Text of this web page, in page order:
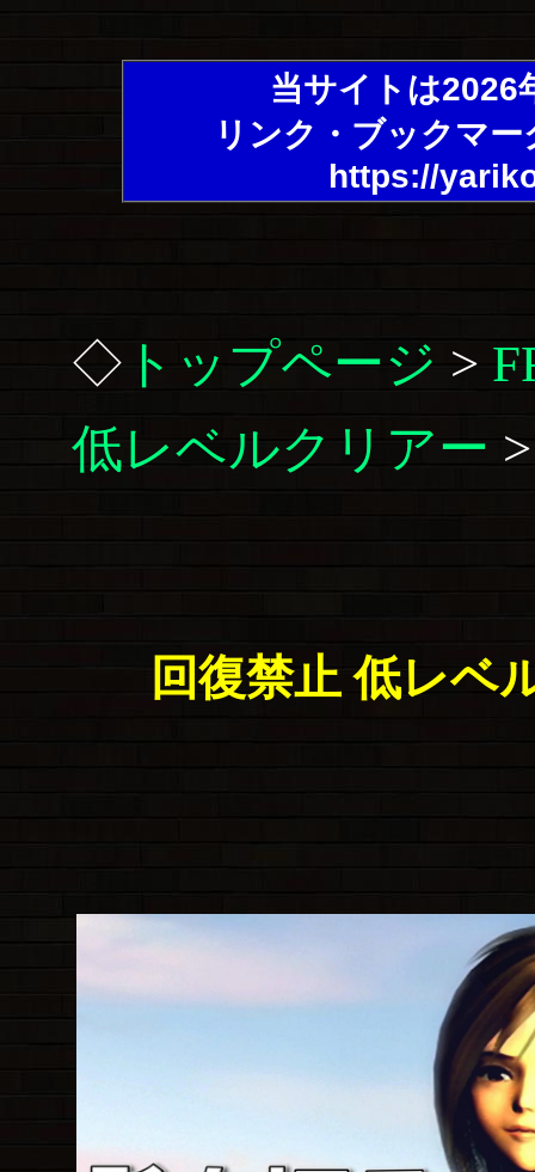
当サイトは2026
リンク・ブックマ
https://
◇ トップページ >
低レベルクリアー
回復禁止 低レベ